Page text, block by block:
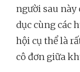
người sau này
dục cùng các
hội cụ thể là
cô đơn giữa